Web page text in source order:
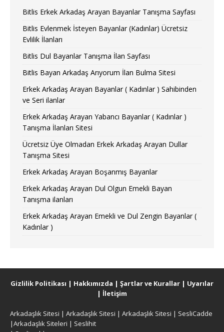
Bitlis Erkek Arkadaş Arayan Bayanlar Tanışma Sayfası
Bitlis Evlenmek İsteyen Bayanlar (Kadınlar) Ücretsiz
Evlilik İlanları
Bitlis Dul Bayanlar Tanışma İlan Sayfası
Bitlis Bayan Arkadaş Arıyorum İlan Bulma Sitesi
Erkek Arkadaş Arayan Bayanlar ( Kadınlar ) Sahibinden
ve Seri ilanlar
Erkek Arkadaş Arayan Yabancı Bayanlar ( Kadınlar )
Tanışma İlanları Sitesi
Ücretsiz Üye Olmadan Erkek Arkadaş Arayan Dullar
Tanışma Sitesi
Erkek Arkadaş Arayan Boşanmış Bayanlar
Erkek Arkadaş Arayan Dul Olgun Emekli Bayan
Tanışma ilanları
Erkek Arkadaş Arayan Emekli ve Dul Zengin Bayanlar (
Kadınlar )
Gizlilik Politikası | Hakkımızda | Şartlar ve Kurallar | Uyarılar
| İletişim
Arkadaşlık Sitesi | Arkadaşlık Sitesi | Arkadaşlık Sitesi | SesliCadde
|Arkadaşlık Siteleri | Seslihit